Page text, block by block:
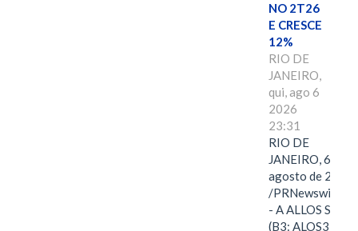
NO 2T26
E CRESCE
12%
RIO DE
JANEIRO,
qui, ago 6
2026
23:31
RIO DE
JANEIRO, 6 de
agosto de 2026
/PRNewswire/ -
- A ALLOS S.A.
(B3: ALOS3), a